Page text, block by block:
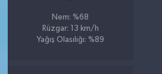
Nem: %68
Rüzgar: 13 km/h
Yağış Olasılığı: %89